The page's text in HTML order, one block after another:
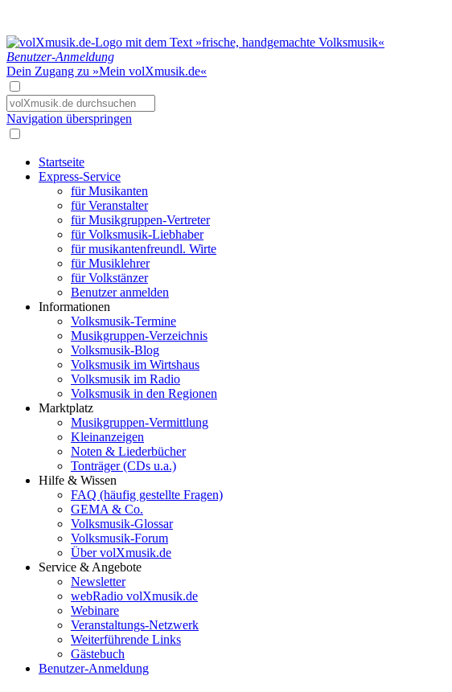
Benutzer-Anmeldung
Dein Zugang zu »Mein volXmusik.de«
Navigation überspringen
Startseite
Express-Service
für Musikanten
für Veranstalter
für Musikgruppen-Vertreter
für Volksmusik-Liebhaber
für musikantenfreundl. Wirte
für Musiklehrer
für Volkstänzer
Benutzer anmelden
Informationen
Volksmusik-Termine
Musikgruppen-Verzeichnis
Volksmusik-Blog
Volksmusik im Wirtshaus
Volksmusik im Radio
Volksmusik in den Regionen
Marktplatz
Musikgruppen-Vermittlung
Kleinanzeigen
Noten & Liederbücher
Tonträger (CDs u.a.)
Hilfe & Wissen
FAQ (häufig gestellte Fragen)
GEMA & Co.
Volksmusik-Glossar
Volksmusik-Forum
Über volXmusik.de
Service & Angebote
Newsletter
webRadio volXmusik.de
Webinare
Veranstaltungs-Netzwerk
Weiterführende Links
Gästebuch
Benutzer-Anmeldung